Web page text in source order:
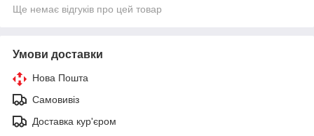
Ще немає відгуків про цей товар
Умови доставки
Нова Пошта
Самовивіз
Доставка кур'єром